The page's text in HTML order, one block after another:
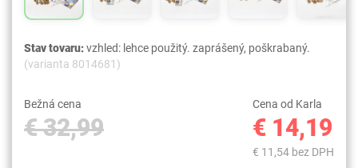
Stav tovaru:vzhled: lehce použitý. zaprášený, poškrabaný.
(varianta 8014681)
Bežná cena
€ 32,99
Cena od Karla
€ 14,19
€ 11,54 bez DPH